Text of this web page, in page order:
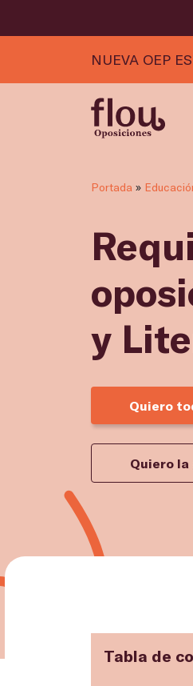
NUEVA OEP
Portada »
y
Quiero
Quiero
Tabla de